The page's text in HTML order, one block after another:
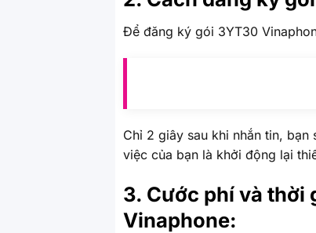
Để đăng ký gói 3YT30
Chỉ 2 giây sau khi nhắn tin,
việc của bạn là khởi động lại
3. Cước phí và thời
Vinaphone: